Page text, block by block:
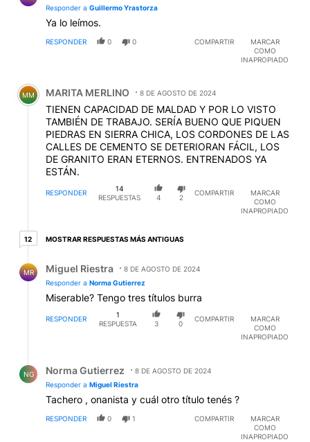
estaban en superficie
Responder a Guillermo Yrastorza
Ya lo leímos.
RESPONDER 0 0 COMPARTIR
MARCAR
COMO
INAPROPIADO
Comentario de MARITA MERLINO.
MM MARITA MERLINO 8 DE AGOSTO DE 2024
TIENEN CAPACIDAD DE MALDAD Y POR LO VISTO
TAMBIÉN DE TRABAJO. SERÍA BUENO QUE PIQUEN
PIEDRAS EN SIERRA CHICA, LOS CORDONES DE LAS
CALLES DE CEMENTO SE DETERIORAN FÁCIL, LOS
DE GRANITO ERAN ETERNOS. ENTRENADOS YA
ESTÁN.
RESPONDER
14
RESPUESTAS
4 2
COMPARTIR
MARCAR
COMO
INAPROPIADO
1212 respuestas más antiguas
MOSTRAR RESPUESTAS MÁS ANTIGUAS
MR Miguel Riestra
8 DE AGOSTO DE 2024
Responder a Norma Gutierrez
Miserable? Tengo tres títulos burra
RESPONDER
1
RESPUESTA
3 0
COMPARTIR
MARCAR
COMO
INAPROPIADO
NG Norma Gutierrez
8 DE AGOSTO DE 2024
Responder a Miguel Riestra
Tachero , onanista y cuál otro título tenés ?
RESPONDER 0 1 COMPARTIR
MARCAR
COMO
INAPROPIADO